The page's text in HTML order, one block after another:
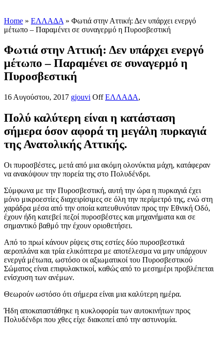
Home » ΕΛΛΑΔΑ » Φωτιά στην Αττική: Δεν υπάρχει ενεργό
μέτωπο – Παραμένει σε συναγερμό η Πυροσβεστική
Φωτιά στην Αττική: Δεν υπάρχει ενεργό
μέτωπο – Παραμένει σε συναγερμό η
Πυροσβεστική
16 Αυγούστου, 2017 gjouvi Off ΕΛΛΑΔΑ,
Πολύ καλύτερη είναι η κατάσταση
σήμερα όσον αφορά τη μεγάλη πυρκαγιά
της Ανατολικής Αττικής.
Οι πυροσβέστες, μετά από μια ακόμη ολονύκτια μάχη, κατάφεραν
να ανακόψουν την πορεία της στο Πολυδένδρι.
Σύμφωνα με την Πυροσβεστική, αυτή την ώρα η πυρκαγιά έχει
μόνο μικροεστίες διαχειρίσιμες σε όλη την περίμετρό της, ενώ στη
χαράδρα μέσα από την οποία κατευθυνόταν προς την Εθνική Οδό,
έχουν ήδη κατεβεί πεζοί πυροσβέστες και μηχανήματα και σε
σημαντικό βαθμό την έχουν οριοθετήσει.
Από το πρωί κάνουν ρίψεις στις εστίες δύο πυροσβεστικά
αεροπλάνα και τρία ελικόπτερα με αποτέλεσμα να μην υπάρχουν
ενεργά μέτωπα, ωστόσο οι αξιωματικοί του Πυροσβεστικού
Σώματος είναι επιφυλακτικοί, καθώς από το μεσημέρι προβλέπεται
ενίσχυση των ανέμων.
Θεωρούν ωστόσο ότι σήμερα είναι μια καλύτερη ημέρα.
Ήδη αποκαταστάθηκε η κυκλοφορία των αυτοκινήτων προς
Πολυδένδρι που χθες είχε διακοπεί από την αστυνομία.